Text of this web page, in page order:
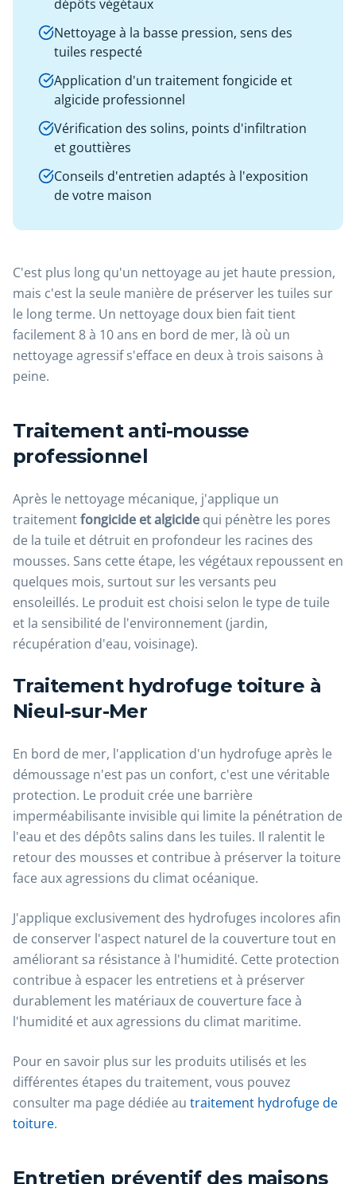
dépôts végétaux
Nettoyage à la basse pression, sens des
tuiles respecté
Application d'un traitement fongicide et
algicide professionnel
Vérification des solins, points d'infiltration
et gouttières
Conseils d'entretien adaptés à l'exposition
de votre maison
C'est plus long qu'un nettoyage au jet haute pression,
mais c'est la seule manière de préserver les tuiles sur
le long terme. Un nettoyage doux bien fait tient
facilement 8 à 10 ans en bord de mer, là où un
nettoyage agressif s'efface en deux à trois saisons à
peine.
Traitement anti-mousse
professionnel
Après le nettoyage mécanique, j'applique un
traitementfongicide et algicide qui pénètre les pores
de la tuile et détruit en profondeur les racines des
mousses. Sans cette étape, les végétaux repoussent en
quelques mois, surtout sur les versants peu
ensoleillés. Le produit est choisi selon le type de tuile
et la sensibilité de l'environnement (jardin,
récupération d'eau, voisinage).
Traitement hydrofuge toiture à
Nieul-sur-Mer
En bord de mer, l'application d'un hydrofuge après le
démoussage n'est pas un confort, c'est une véritable
protection. Le produit crée une barrière
imperméabilisante invisible qui limite la pénétration de
l'eau et des dépôts salins dans les tuiles. Il ralentit le
retour des mousses et contribue à préserver la toiture
face aux agressions du climat océanique.
J'applique exclusivement des hydrofuges incolores afin
de conserver l'aspect naturel de la couverture tout en
améliorant sa résistance à l'humidité. Cette protection
contribue à espacer les entretiens et à préserver
durablement les matériaux de couverture face à
l'humidité et aux agressions du climat maritime.
Pour en savoir plus sur les produits utilisés et les
différentes étapes du traitement, vous pouvez
consulter ma page dédiée au traitement hydrofuge de
toiture.
Entretien préventif des maisons